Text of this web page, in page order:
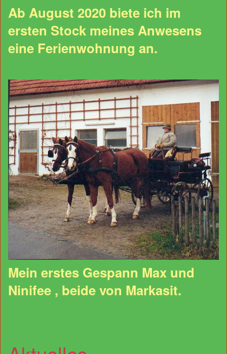
Ab August 2020 biete ich im
ersten Stock meines Anwesens
eine Ferienwohnung an.
Mein erstes Gespann Max und
Ninifee , beide von Markasit.